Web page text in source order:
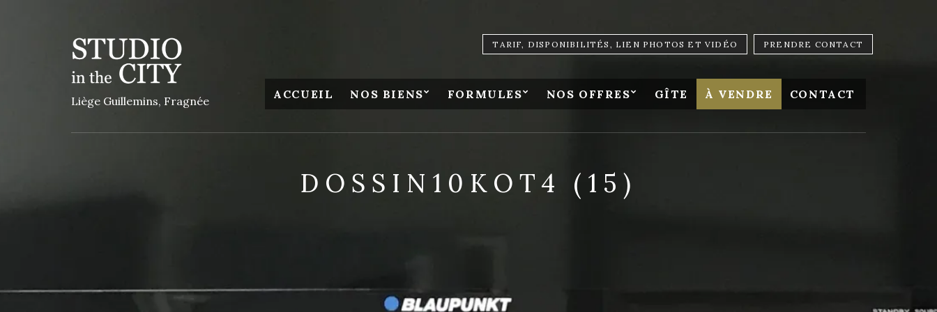
TARIF, DISPONIBILITÉS, LIEN PHOTOS ET VIDÉO PRENDRE CONTACT
Liège Guillemins, Fragnée ACCUEIL NOS BIENS FORMULES NOS OFFRES GÎTE À VENDRE CONTACT
DOSSIN10KOT4 (15)